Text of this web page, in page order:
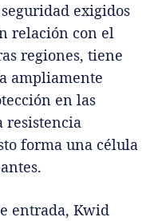
exigidos
relación con el
regiones, tiene
ampliamente
en las
resistencia
forma una célula
entrada, Kwid